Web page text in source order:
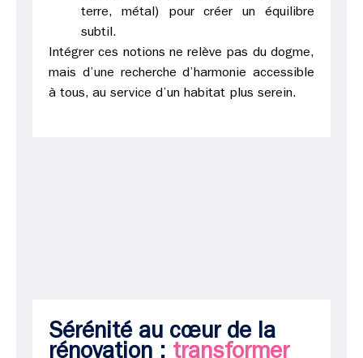
terre, métal) pour créer un équilibre
subtil.
Intégrer ces notions ne relève pas du dogme,
mais d’une recherche d’harmonie accessible
à tous, au service d’un habitat plus serein.
Sérénité au cœur de la